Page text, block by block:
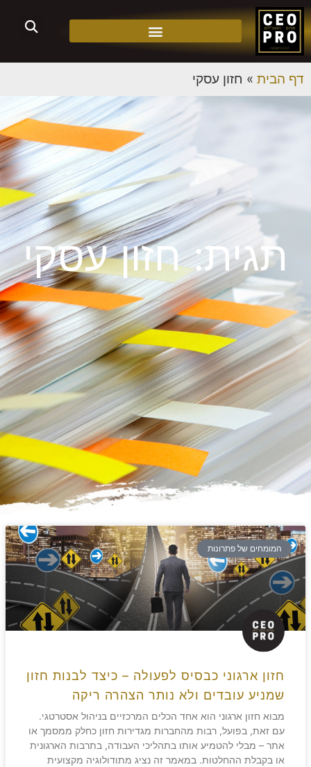
דף הבית » חזון עסקי
תגית: חזון עסקי
המומחים של פתרונות
חזון ארגוני כבסיס לפעולה – כיצד לבנות חזון
שמניע עובדים ולא נותר הצהרה ריקה
מבוא חזון ארגוני הוא אחד הכלים המרכזיים בניהול אסטרטגי.
עם זאת, בפועל, רבות מהחברות מגדירות חזון כחלק ממסמך או
אתר – מבלי להטמיע אותו בתהליכי העבודה, בתרבות הארגונית
או בקבלת ההחלטות. במאמר זה נציג מתודולוגיה מקצועית